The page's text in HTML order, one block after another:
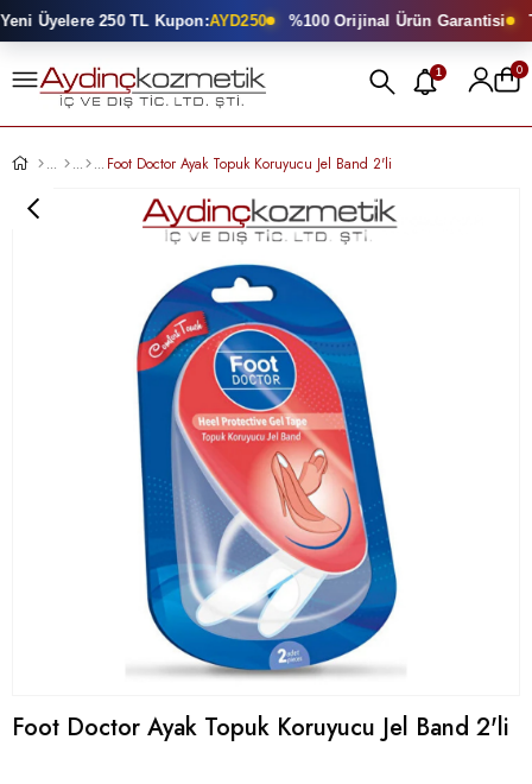
Üyelere 250 TL Kupon:AYD250 %100 Orijinal Ürün Garantisi
1 0
Foot Doctor Ayak Topuk Koruyucu Jel Band 2'li
Foot Doctor Ayak Topuk Koruyucu Jel Band 2'li